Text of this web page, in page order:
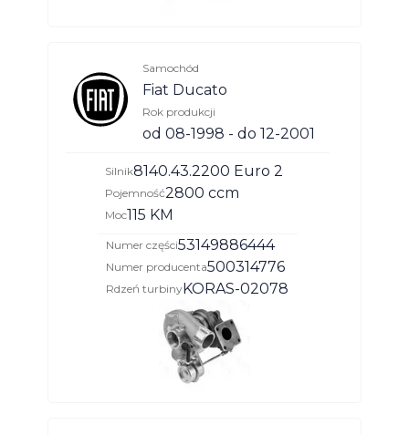
Samochód
Fiat Ducato
Rok produkcji
od 08-1998 - do 12-2001
Silnik8140.43.2200 Euro 2
Pojemność2800 ccm
Moc115 KM
Numer części53149886444
Numer producenta500314776
Rdzeń turbinyKORAS-02078